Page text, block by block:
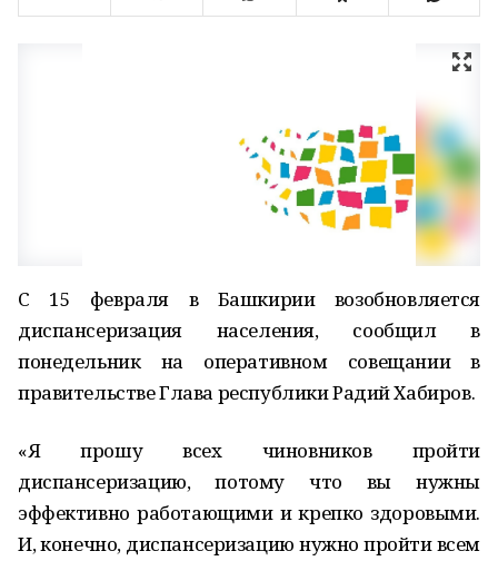
С 15 февраля в Башкирии возобновляется
диспансеризация населения, сообщил в
понедельник на оперативном совещании в
правительстве Глава республики Радий Хабиров.
«Я прошу всех чиновников пройти
диспансеризацию, потому что вы нужны
эффективно работающими и крепко здоровыми.
И, конечно, диспансеризацию нужно пройти всем